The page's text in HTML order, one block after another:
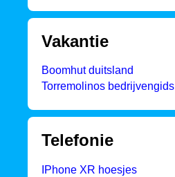
Vakantie
Boomhut duitsland
Torremolinos bedrijvengids
Telefonie
IPhone XR hoesjes